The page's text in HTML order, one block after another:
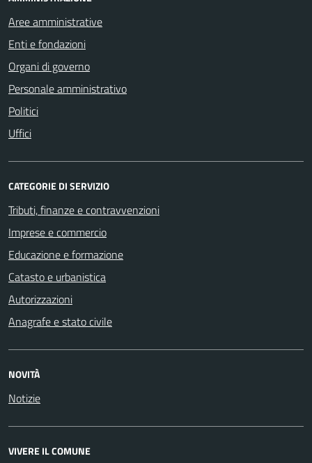
Aree amministrative
Enti e fondazioni
Organi di governo
Personale amministrativo
Politici
Uffici
CATEGORIE DI SERVIZIO
Tributi, finanze e contravvenzioni
Imprese e commercio
Educazione e formazione
Catasto e urbanistica
Autorizzazioni
Anagrafe e stato civile
NOVITÀ
Notizie
VIVERE IL COMUNE